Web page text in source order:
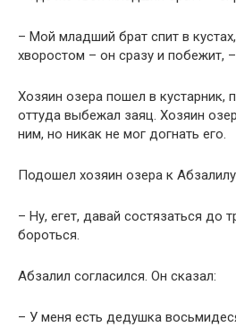
– Мой младший брат спит в
хворостом – он сразу и побежит,
Хозяин озера пошел в кустарник,
оттуда выбежал заяц. Хозяин
ним, но никак не мог догнать его.
Подошел хозяин озера к
– Ну, егет, давай состязаться до
бороться.
Абзалил согласился. Он сказал:
– У меня есть дедушка